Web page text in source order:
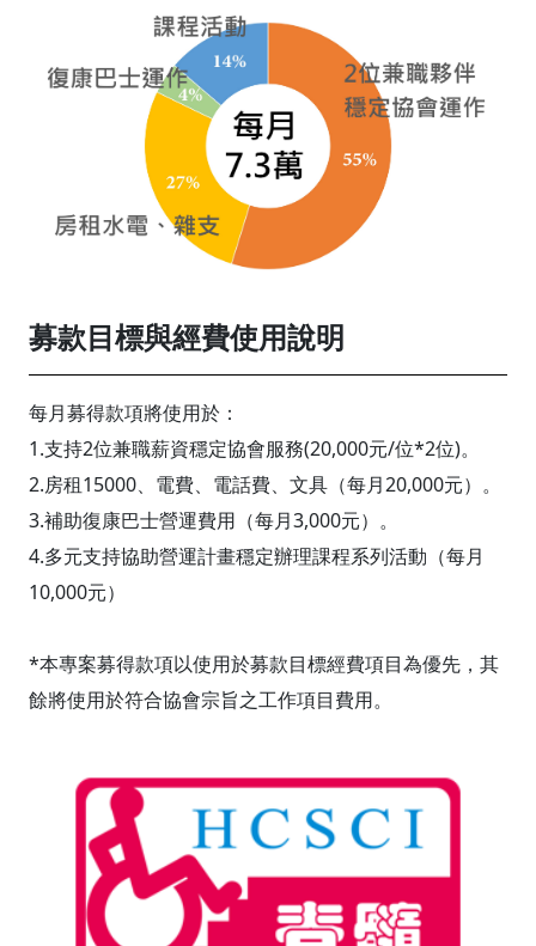
募款目標與經費使用說明
每月募得款項將使用於：
1.支持2位兼職薪資穩定協會服務(20,000元/位*2位)。
2.房租15000、電費、電話費、文具（每月20,000元）。
3.補助復康巴士營運費用（每月3,000元）。
4.多元支持協助營運計畫穩定辦理課程系列活動（每月
10,000元）
*本專案募得款項以使用於募款目標經費項目為優先，其
餘將使用於符合協會宗旨之工作項目費用。